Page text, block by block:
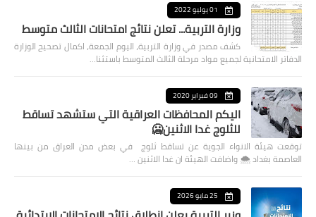
01 يوليو 2022
وزارة التربية... تعلن نتائج امتحانات الثالث متوسط
كشف مصدر في وزارة التربية، اليوم الجمعة، اكمال تصحيح الوزارة
الدفاتر الامتحانية لجميع مواد مرحلة الثالث المتوسط باستثنا…
09 فبراير 2020
اليكم المحافظات العراقية التي ستشهد تساقط
للثلوج غدا الاثنين🥶
توقعت هيئة الانواء الجوية عن تساقط ثلوج في بعض مدن العراق من بينها
العاصمة بغداد ⁦🌨️⁩ واضافت الهيئة ان غدا الاثنين …
25 مايو 2026